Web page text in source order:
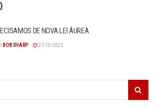
DE NOVA LEI ÁUREA
BOB SHARP 27/10/2025